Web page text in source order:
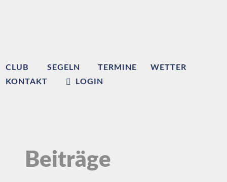
CLUB SEGELN TERMINE
WETTER
KONTAKT
LOGIN
Beiträge